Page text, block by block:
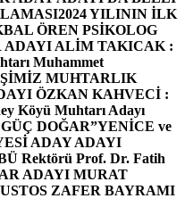
2024 YILININ İLK
ÖREN PSİKOLOG
ADAYI ALİM TAKICAK :
Muhammet
MUHTARLIK
ÖZKAN KAHVECİ :
Köyü Muhtarı Adayı
DOĞAR”YENİCE ve
ADAY ADAYI
Rektörü Prof. Dr. Fatih
ADAYI MURAT
ZAFER BAYRAMI